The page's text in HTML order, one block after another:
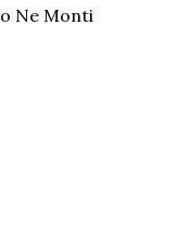
Ne Monti